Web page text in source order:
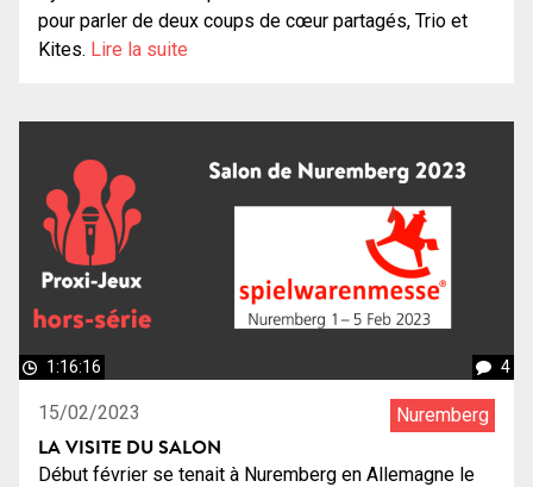
pour parler de deux coups de cœur partagés, Trio et
Kites. Lire la suite
1:16:16 4
15/02/2023 Nuremberg
LA VISITE DU SALON
Début février se tenait à Nuremberg en Allemagne le